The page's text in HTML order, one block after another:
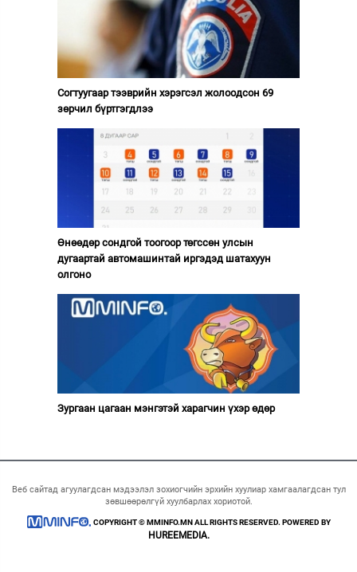
Согтуугаар тээврийн хэрэгсэл жолоодсон 69
зөрчил бүртгэгдлээ
Өнөөдөр сондгой тоогоор төгссөн улсын
дугаартай автомашинтай иргэдэд шатахуун
олгоно
Зургаан цагаан мэнгэтэй харагчин үхэр өдөр
Веб сайтад агуулагдсан мэдээлэл зохиогчийн эрхийн хуулиар хамгаалагдсан тул
зөвшөөрөлгүй хуулбарлах хориотой.
COPYRIGHT © MMINFO.MN ALL RIGHTS RESERVED. POWERED BY
HUREEMEDIA.